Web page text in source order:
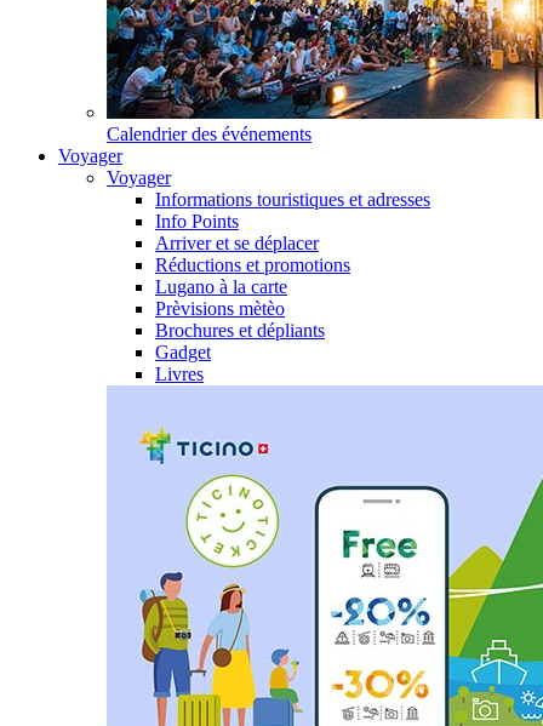
Calendrier des événements
Voyager
Voyager
Informations touristiques et adresses
Info Points
Arriver et se déplacer
Réductions et promotions
Lugano à la carte
Prèvisions mètèo
Brochures et dépliants
Gadget
Livres